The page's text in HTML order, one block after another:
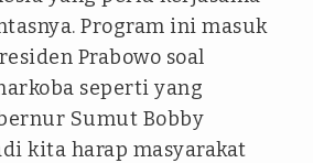
Program ini masuk
Prabowo soal
seperti yang
Sumut Bobby
kita harap masyarakat